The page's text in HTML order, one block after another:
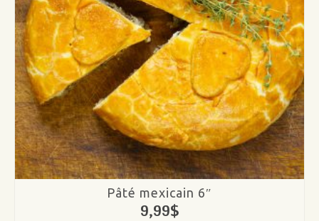
Pâté mexicain 6″
9,99$